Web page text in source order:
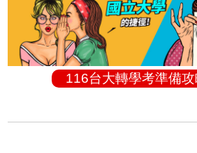
116台大轉學考準備攻